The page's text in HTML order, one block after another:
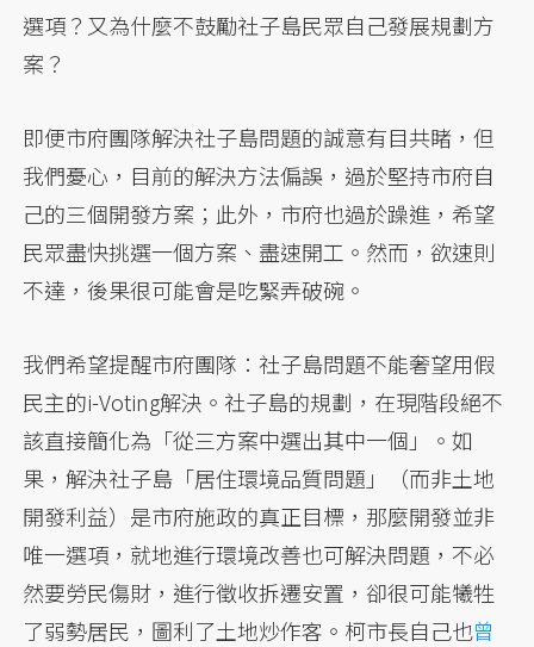
選項？又為什麼不鼓勵社子島民眾自己發展規劃方
案？
即便市府團隊解決社子島問題的誠意有目共睹，但
我們憂心，目前的解決方法偏誤，過於堅持市府自
己的三個開發方案；此外，市府也過於躁進，希望
民眾盡快挑選一個方案、盡速開工。然而，欲速則
不達，後果很可能會是吃緊弄破碗。
我們希望提醒市府團隊：社子島問題不能奢望用假
民主的i-Voting解決。社子島的規劃，在現階段絕不
該直接簡化為「從三方案中選出其中一個」。如
果，解決社子島「居住環境品質問題」（而非土地
開發利益）是市府施政的真正目標，那麼開發並非
唯一選項，就地進行環境改善也可解決問題，不必
然要勞民傷財，進行徵收拆遷安置，卻很可能犧牲
了弱勢居民，圖利了土地炒作客。柯市長自己也曾